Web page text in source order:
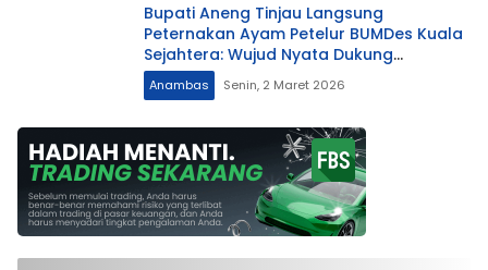
Bupati Aneng Tinjau Langsung
Peternakan Ayam Petelur BUMDes Kuala
Sejahtera: Wujud Nyata Dukung
Ketahanan Pangan Anambas
Anambas Senin, 2 Maret 2026